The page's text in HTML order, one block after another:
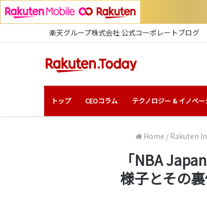
楽天グループ株式会社 公式コーポレートブログ
トップ CEOコラム テクノロジー & イノベ
Home / Rakuten
「NBA
様子とその